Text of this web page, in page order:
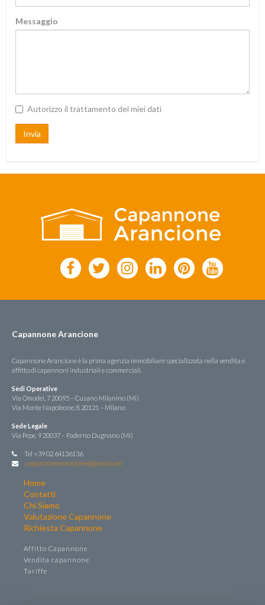
Messaggio
Autorizzo il trattamento dei miei dati
Invia
Capannone Arancione
Capannone Arancione è la prima agenzia immobiliare specializzata nella vendita e
affitto di capannoni industriali e commerciali.
Sedi Operative
Via Omodei, 7 20095 – Cusano Milanino (Mi)
Via Monte Napoleone, 8 20121 – Milano
Sede Legale
Via Pepe, 9 20037 – Paderno Dugnano (Mi)
Tel +39 02 64136136
capannonearancione@gmail.com
Home
Contatti
Chi Siamo
Valutazione Capannone
Richiesta Capannone
Affitto Capannone
Vendita capannone
Tariffe